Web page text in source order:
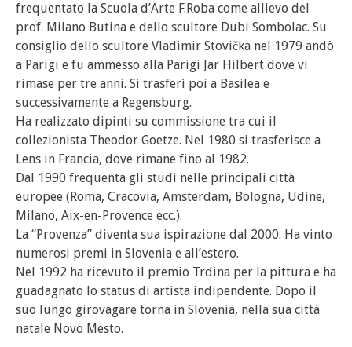
frequentato la Scuola d’Arte F.Roba come allievo del
prof. Milano Butina e dello scultore Dubi Sombolac. Su
consiglio dello scultore Vladimir Stovička nel 1979 andò
a Parigi e fu ammesso alla Parigi Jar Hilbert dove vi
rimase per tre anni. Si trasferì poi a Basilea e
successivamente a Regensburg.
Ha realizzato dipinti su commissione tra cui il
collezionista Theodor Goetze. Nel 1980 si trasferisce a
Lens in Francia, dove rimane fino al 1982.
Dal 1990 frequenta gli studi nelle principali città
europee (Roma, Cracovia, Amsterdam, Bologna, Udine,
Milano, Aix-en-Provence ecc.).
La “Provenza” diventa sua ispirazione dal 2000. Ha vinto
numerosi premi in Slovenia e all’estero.
Nel 1992 ha ricevuto il premio Trdina per la pittura e ha
guadagnato lo status di artista indipendente. Dopo il
suo lungo girovagare torna in Slovenia, nella sua città
natale Novo Mesto.